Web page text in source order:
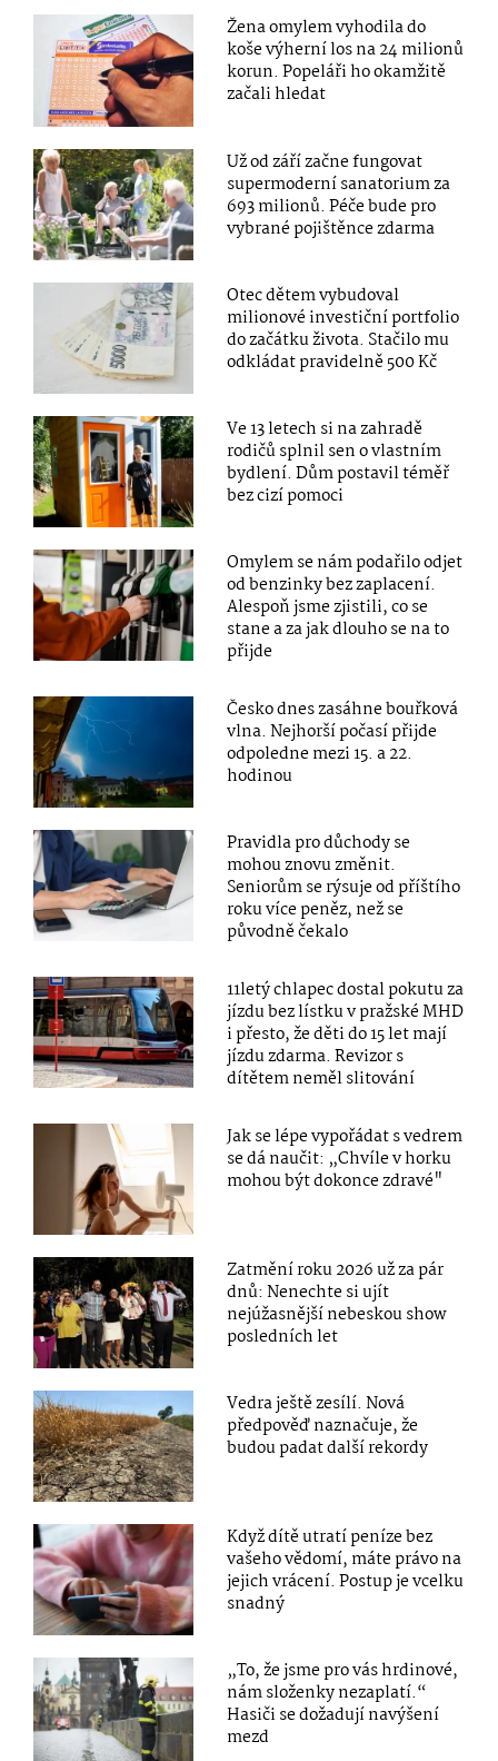
Žena omylem vyhodila do
koše výherní los na 24 milionů
korun. Popeláři ho okamžitě
začali hledat
Už od září začne fungovat
supermoderní sanatorium za
693 milionů. Péče bude pro
vybrané pojištěnce zdarma
Otec dětem vybudoval
milionové investiční portfolio
do začátku života. Stačilo mu
odkládat pravidelně 500 Kč
Ve 13 letech si na zahradě
rodičů splnil sen o vlastním
bydlení. Dům postavil téměř
bez cizí pomoci
Omylem se nám podařilo odjet
od benzinky bez zaplacení.
Alespoň jsme zjistili, co se
stane a za jak dlouho se na to
přijde
Česko dnes zasáhne bouřková
vlna. Nejhorší počasí přijde
odpoledne mezi 15. a 22.
hodinou
Pravidla pro důchody se
mohou znovu změnit.
Seniorům se rýsuje od příštího
roku více peněz, než se
původně čekalo
11letý chlapec dostal pokutu za
jízdu bez lístku v pražské MHD
i přesto, že děti do 15 let mají
jízdu zdarma. Revizor s
dítětem neměl slitování
Jak se lépe vypořádat s vedrem
se dá naučit: „Chvíle v horku
mohou být dokonce zdravé"
Zatmění roku 2026 už za pár
dnů: Nenechte si ujít
nejúžasnější nebeskou show
posledních let
Vedra ještě zesílí. Nová
předpověď naznačuje, že
budou padat další rekordy
Když dítě utratí peníze bez
vašeho vědomí, máte právo na
jejich vrácení. Postup je vcelku
snadný
„To, že jsme pro vás hrdinové,
nám složenky nezaplatí.“
Hasiči se dožadují navýšení
mezd